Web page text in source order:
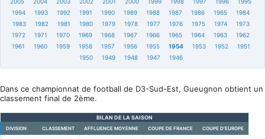
1994
1993 1992 1991 1990 1989 1988 1987 1986 1985
1984
1983
1982 1981 1980 1979 1978 1977 1976 1975 1974
1973
1972
1971 1970 1969 1968 1967 1966 1965 1964 1963
1962
1961
1960 1959 1958 1957 1956 1955 1954 1953 1952
1951
1950
1949 1948 1947 1946
Dans ce championnat de football de D3-Sud-Est, Gueugnon obtient un
classement final de 2ème.
BILAN DE LA SAISON
DIVISION CLASSEMENT AFFLUENCE MOYENNE COUPE DE FRANCE COUPE D'EUROPE